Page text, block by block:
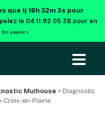
que 1j 18h 32m 2s pour
le 04 11 92 05 38 pour en
En savoir +
Mulhouse> Diagnostic
Croix-en-Plaine